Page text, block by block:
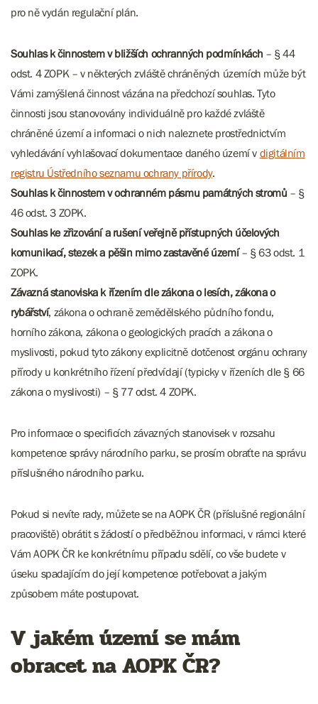
pro ně vydán regulační plán.
Souhlas k činnostem v bližších ochranných podmínkách – § 44
odst. 4 ZOPK – v některých zvláště chráněných územích může být
Vámi zamýšlená činnost vázána na předchozí souhlas. Tyto
činnosti jsou stanovovány individuálně pro každé zvláště
chráněné území a informaci o nich naleznete prostřednictvím
vyhledávání vyhlašovací dokumentace daného území v digitálním
registru Ústředního seznamu ochrany přírody.
Souhlas k činnostem v ochranném pásmu památných stromů – §
46 odst. 3 ZOPK.
Souhlas ke zřizování a rušení veřejně přístupných účelových
komunikací, stezek a pěšin mimo zastavěné území– § 63 odst. 1
ZOPK.
Závazná stanoviska k řízením dle zákona o lesích, zákona o
rybářství, zákona o ochraně zemědělského půdního fondu,
horního zákona, zákona o geologických pracích a zákona o
myslivosti, pokud tyto zákony explicitně dotčenost orgánu ochrany
přírody u konkrétního řízení předvídají (typicky v řízeních dle § 66
zákona o myslivosti) – § 77 odst. 4 ZOPK.
Pro informace o specificích závazných stanovisek v rozsahu
kompetence správy národního parku, se prosím obraťte na správu
příslušného národního parku.
Pokud si nevíte rady, můžete se na AOPK ČR (příslušné regionální
pracoviště) obrátit s žádostí o předběžnou informaci, v rámci které
Vám AOPK ČR ke konkrétnímu případu sdělí, co vše budete v
úseku spadajícím do její kompetence potřebovat a jakým
způsobem máte postupovat.
V jakém území se mám
obracet na AOPK ČR?